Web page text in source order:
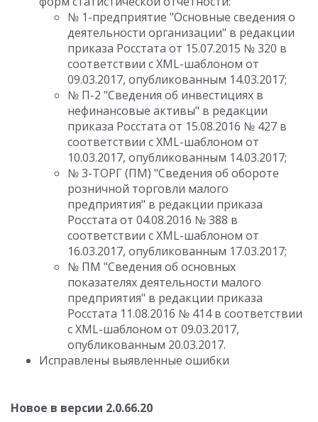
№ 1-предприятие "Основные сведения о
деятельности организации" в редакции
приказа Росстата от 15.07.2015 № 320 в
соответствии с XML-шаблоном от
09.03.2017, опубликованным 14.03.2017;
№ П-2 "Сведения об инвестициях в
нефинансовые активы" в редакции
приказа Росстата от 15.08.2016 № 427 в
соответствии с XML-шаблоном от
10.03.2017, опубликованным 14.03.2017;
№ 3-ТОРГ (ПМ) "Сведения об обороте
розничной торговли малого
предприятия" в редакции приказа
Росстата от 04.08.2016 № 388 в
соответствии с XML-шаблоном от
16.03.2017, опубликованным 17.03.2017;
№ ПМ "Сведения об основных
показателях деятельности малого
предприятия" в редакции приказа
Росстата 11.08.2016 № 414 в соответствии
с XML-шаблоном от 09.03.2017,
опубликованным 20.03.2017.
Исправлены выявленные ошибки
Новое в версии 2.0.66.20